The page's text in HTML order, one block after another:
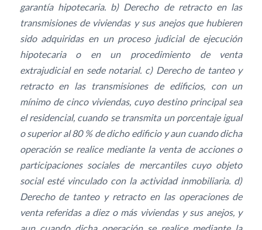
garantía hipotecaria. b) Derecho de retracto en las
transmisiones de viviendas y sus anejos que hubieren
sido adquiridas en un proceso judicial de ejecución
hipotecaria o en un procedimiento de venta
extrajudicial en sede notarial. c) Derecho de tanteo y
retracto en las transmisiones de edificios, con un
mínimo de cinco viviendas, cuyo destino principal sea
el residencial, cuando se transmita un porcentaje igual
o superior al 80 % de dicho edificio y aun cuando dicha
operación se realice mediante la venta de acciones o
participaciones sociales de mercantiles cuyo objeto
social esté vinculado con la actividad inmobiliaria. d)
Derecho de tanteo y retracto en las operaciones de
venta referidas a diez o más viviendas y sus anejos, y
aun cuando dicha operación se realice mediante la